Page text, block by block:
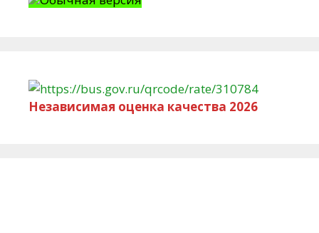
Независимая оценка качества 2026